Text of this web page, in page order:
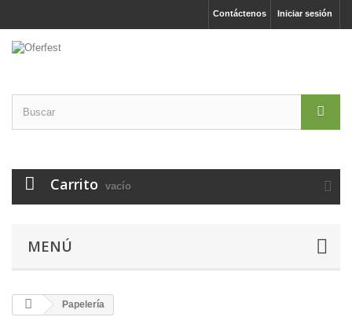
Iniciar sesión
Contáctenos
Carrito vacío
MENÚ
Papelería